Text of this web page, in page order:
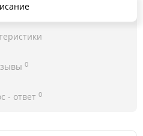
0
- ответ 0